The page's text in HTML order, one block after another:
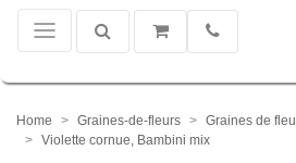
Home Graines-de-fleurs
Graines de
Violette cornue, Bambini mix